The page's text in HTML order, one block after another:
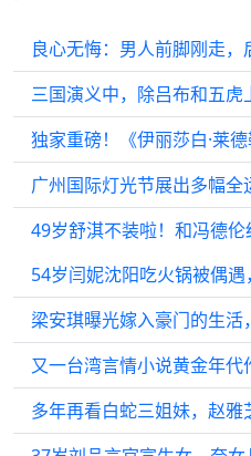
广州国际灯光节展出多幅全